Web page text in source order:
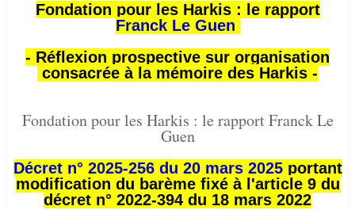
Fondation pour les Harkis : le rapport
Franck Le Guen
- Réflexion prospective sur organisation
consacrée à la mémoire des Harkis -
Fondation pour les Harkis : le rapport Franck Le
Guen
Décret n° 2025-256 du 20 mars 2025portant
modification du barème fixé à l'article 9 du
décret n° 2022-394 du 18 mars 2022